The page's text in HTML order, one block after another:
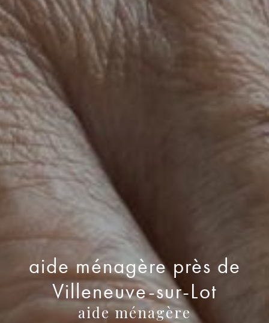
aide ménagère près de
Villeneuve-sur-Lot
aide ménagère